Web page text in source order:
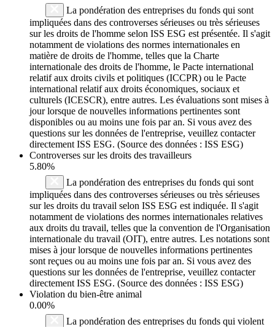
La pondération des entreprises du fonds qui sont
impliquées dans des controverses sérieuses ou très sérieuses
sur les droits de l'homme selon ISS ESG est présentée. Il s'agit
notamment de violations des normes internationales en
matière de droits de l'homme, telles que la Charte
internationale des droits de l'homme, le Pacte international
relatif aux droits civils et politiques (ICCPR) ou le Pacte
international relatif aux droits économiques, sociaux et
culturels (ICESCR), entre autres. Les évaluations sont mises à
jour lorsque de nouvelles informations pertinentes sont
disponibles ou au moins une fois par an. Si vous avez des
questions sur les données de l'entreprise, veuillez contacter
directement ISS ESG. (Source des données : ISS ESG)
Controverses sur les droits des travailleurs
5.80%
La pondération des entreprises du fonds qui sont
impliquées dans des controverses sérieuses ou très sérieuses
sur les droits du travail selon ISS ESG est indiquée. Il s'agit
notamment de violations des normes internationales relatives
aux droits du travail, telles que la convention de l'Organisation
internationale du travail (OIT), entre autres. Les notations sont
mises à jour lorsque de nouvelles informations pertinentes
sont reçues ou au moins une fois par an. Si vous avez des
questions sur les données de l'entreprise, veuillez contacter
directement ISS ESG. (Source des données : ISS ESG)
Violation du bien-être animal
0.00%
La pondération des entreprises du fonds qui violent